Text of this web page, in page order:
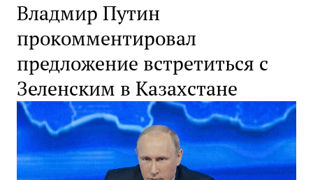
Владмир Путин
прокомментировал
предложение встретиться с
Зеленским в Казахстане